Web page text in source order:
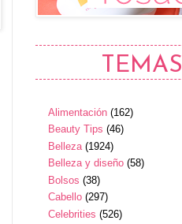
TEMAS
Alimentación (162)
Beauty Tips (46)
Belleza (1924)
Belleza y diseño (58)
Bolsos (38)
Cabello (297)
Celebrities (526)